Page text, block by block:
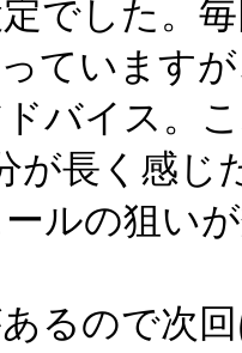
でした。
ています
バイス。
が長く感じ
ルの狙い
るので次